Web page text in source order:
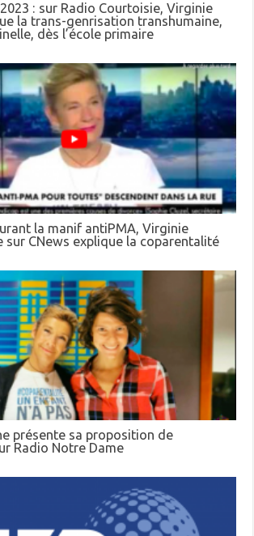
: sur Radio Courtoisie, Virginie
la trans-genrisation transhumaine,
dès l’école primaire
la manif antiPMA, Virginie
sur CNews explique la coparentalité
présente sa proposition de
Radio Notre Dame